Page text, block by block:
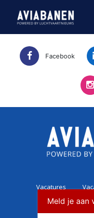
Facebook
Vacatures
Career
Meld je aan